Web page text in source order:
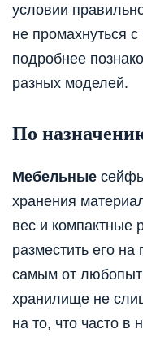
условии
не промахнуться
подробнее
разных моделей.
По
Мебельные
хранения
вес и компактные
разместить его
самым от
хранилище не
на то, что часто в